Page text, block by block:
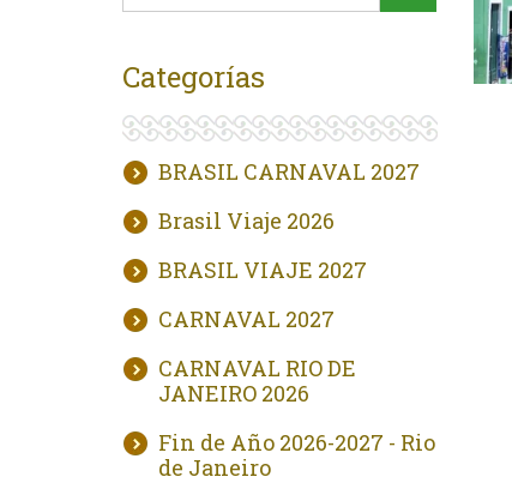
Categorías
BRASIL CARNAVAL 2027
Brasil Viaje 2026
BRASIL VIAJE 2027
CARNAVAL 2027
CARNAVAL RIO DE
JANEIRO 2026
Fin de Año 2026-2027 - Rio
de Janeiro